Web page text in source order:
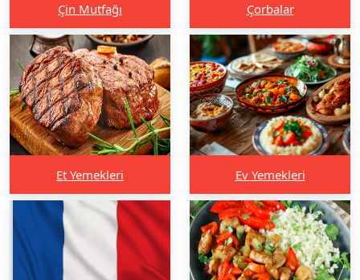
Çin Mutfağı Çorbalar
Et Yemekleri Ev Yemekleri